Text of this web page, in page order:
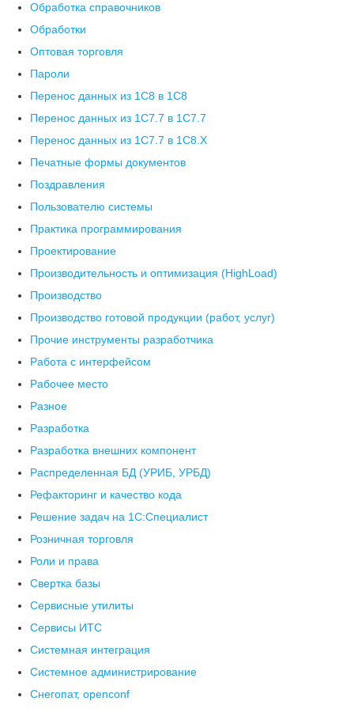
Обработка справочников
Обработки
Оптовая торговля
Пароли
Перенос данных из 1C8 в 1C8
Перенос данных из 1С7.7 в 1C7.7
Перенос данных из 1С7.7 в 1C8.X
Печатные формы документов
Поздравления
Пользователю системы
Практика программирования
Проектирование
Производительность и оптимизация (HighLoad)
Производство
Производство готовой продукции (работ, услуг)
Прочие инструменты разработчика
Работа с интерфейсом
Рабочее место
Разное
Разработка
Разработка внешних компонент
Распределенная БД (УРИБ, УРБД)
Рефакторинг и качество кода
Решение задач на 1С:Специалист
Розничная торговля
Роли и права
Свертка базы
Сервисные утилиты
Сервисы ИТС
Системная интеграция
Системное администрирование
Снегопат, openconf